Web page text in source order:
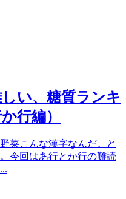
しい、糖質ランキ
行編）
菜こんな漢字なんだ。と
今回はあ行とか行の難読